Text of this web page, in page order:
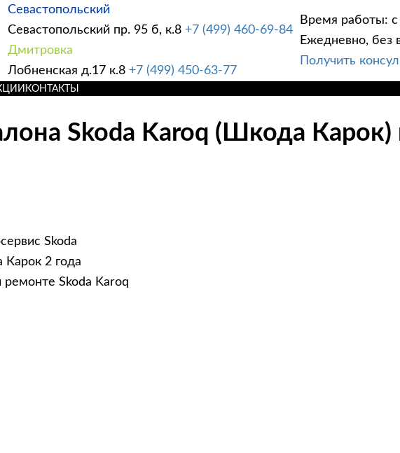
Севастопольский
Севастопольский пр. 95 б, к.8 +7 (499) 460-69-84
Дмитровка
Лобненская д.17 к.8 +7 (499) 450-63-77
Время работы:
Ежедневно, без
Получить
КОНТАКТЫ
Skoda Karoq (Шкода
Skoda
Карок 2 года
ремонте Skoda Karoq